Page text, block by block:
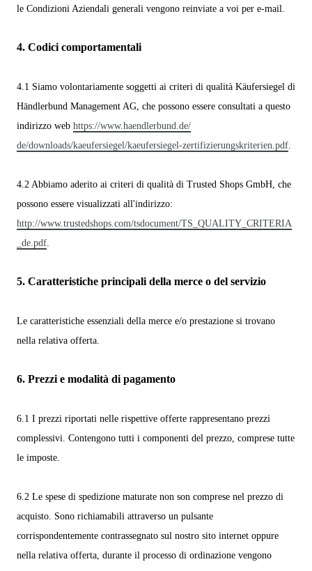
le Condizioni Aziendali generali vengono reinviate a voi per e-mail.
4. Codici comportamentali
4.1 Siamo volontariamente soggetti ai criteri di qualità Käufersiegel di
Händlerbund Management AG, che possono essere consultati a questo
indirizzo web https://www.haendlerbund.de/
de/downloads/kaeufersiegel/kaeufersiegel-zertifizierungskriterien.pdf.
4.2 Abbiamo aderito ai criteri di qualità di Trusted Shops GmbH, che
possono essere visualizzati all'indirizzo:
http://www.trustedshops.com/tsdocument/TS_QUALITY_CRITERIA
_de.pdf.
5. Caratteristiche principali della merce o del servizio
Le caratteristiche essenziali della merce e/o prestazione si trovano
nella relativa offerta.
6. Prezzi e modalità di pagamento
6.1 I prezzi riportati nelle rispettive offerte rappresentano prezzi
complessivi. Contengono tutti i componenti del prezzo, comprese tutte
le imposte.
6.2 Le spese di spedizione maturate non son comprese nel prezzo di
acquisto. Sono richiamabili attraverso un pulsante
corrispondentemente contrassegnato sul nostro sito internet oppure
nella relativa offerta, durante il processo di ordinazione vengono